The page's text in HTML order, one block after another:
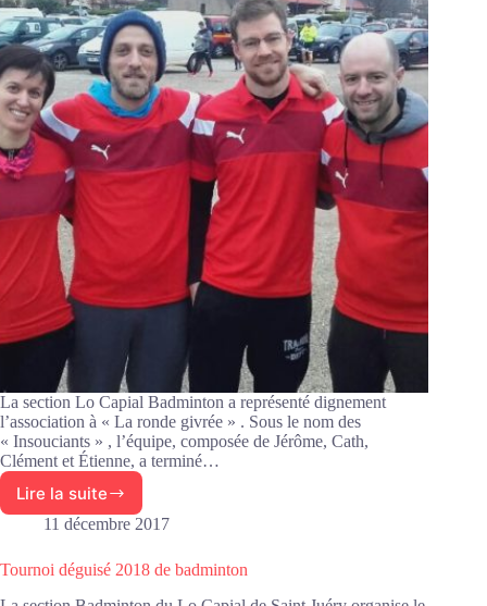
La section Lo Capial Badminton a représenté dignement
l’association à « La ronde givrée » . Sous le nom des
« Insouciants » , l’équipe, composée de Jérôme, Cath,
Clément et Étienne, a terminé…
Lire la suite
La
section
à
la
11 décembre 2017
Tournoi déguisé 2018 de badminton